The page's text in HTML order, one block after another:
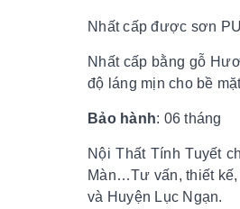
Nhất cấp được sơn
Nhất cấp bằng gỗ
độ láng mịn cho bề
Bảo hành: 06 tháng
Nội Thất Tính Tuyết
Màn…Tư vấn, thiết kế,
và Huyện Lục Ngạn.